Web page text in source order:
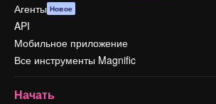
Агенты Новое
API
Мобильное приложение
Все инструменты Magnific
Начать